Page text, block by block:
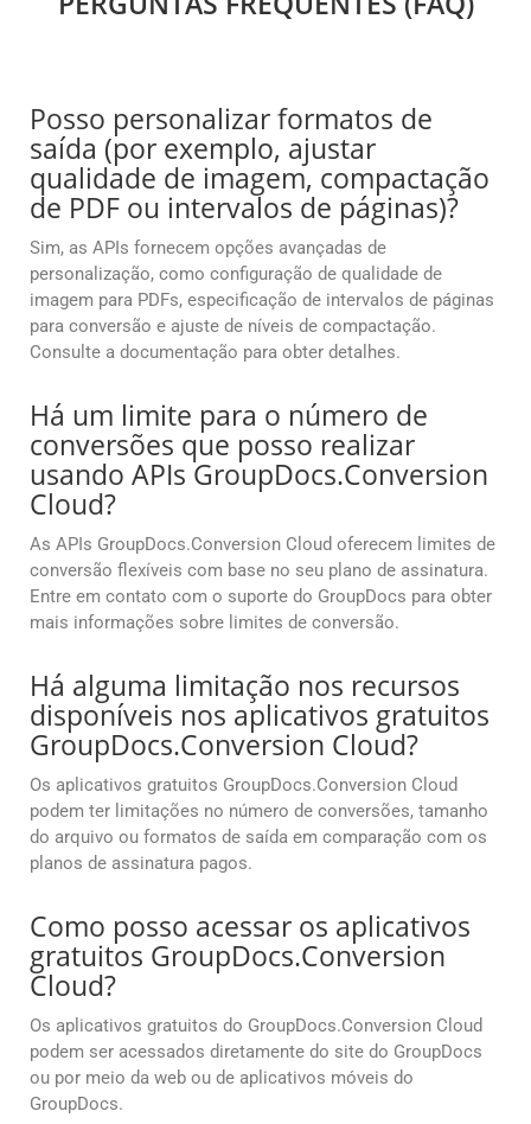
Posso personalizar formatos de
saída (por exemplo, ajustar
qualidade de imagem, compactação
de PDF ou intervalos de páginas)?
Sim, as APIs fornecem opções avançadas de
personalização, como configuração de qualidade de
imagem para PDFs, especificação de intervalos de páginas
para conversão e ajuste de níveis de compactação.
Consulte a documentação para obter detalhes.
Há um limite para o número de
conversões que posso realizar
usando APIs GroupDocs.Conversion
Cloud?
As APIs GroupDocs.Conversion Cloud oferecem limites de
conversão flexíveis com base no seu plano de assinatura.
Entre em contato com o suporte do GroupDocs para obter
mais informações sobre limites de conversão.
Há alguma limitação nos recursos
disponíveis nos aplicativos gratuitos
GroupDocs.Conversion Cloud?
Os aplicativos gratuitos GroupDocs.Conversion Cloud
podem ter limitações no número de conversões, tamanho
do arquivo ou formatos de saída em comparação com os
planos de assinatura pagos.
Como posso acessar os aplicativos
gratuitos GroupDocs.Conversion
Cloud?
Os aplicativos gratuitos do GroupDocs.Conversion Cloud
podem ser acessados diretamente do site do GroupDocs
ou por meio da web ou de aplicativos móveis do
GroupDocs.